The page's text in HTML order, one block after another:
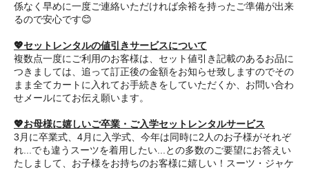
係なく早めに一度ご連絡いただければ余裕を持ったご準備が出来
るので安心です😊
💖セットレンタルの値引きサービスについて
複数点一度にご利用のお客様は、セット値引き記載のあるお品に
つきましては、追って訂正後の金額をお知らせ致しますのでその
まま全てカートに入れてお手続きをしていただくか、お問い合わ
せメールにてお伝え願います。
💖お母様に嬉しいご卒業・ご入学セットレンタルサービス
3月に卒業式、4月に入学式、今年は同時に2人のお子様がそれぞ
れ...でも違うスーツを着用したい...との多数のご要望にお答えい
たしまして、お子様をお持ちのお客様に嬉しい！スーツ・ジャケ